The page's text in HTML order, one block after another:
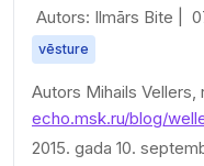
Autors: Ilmārs Bite |
vēsture
Autors Mihails
echo.msk.ru/blog/
2015. gada 10.